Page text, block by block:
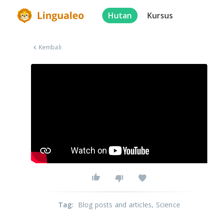
Hutan Kursus
Kembali
Tag: Blog posts and articles, Science